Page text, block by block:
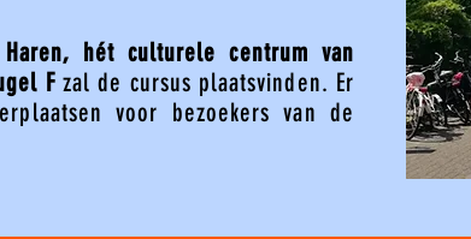
hét culturele centrum van
Fzal de cursus plaatsvinden. Er
voor bezoekers van de